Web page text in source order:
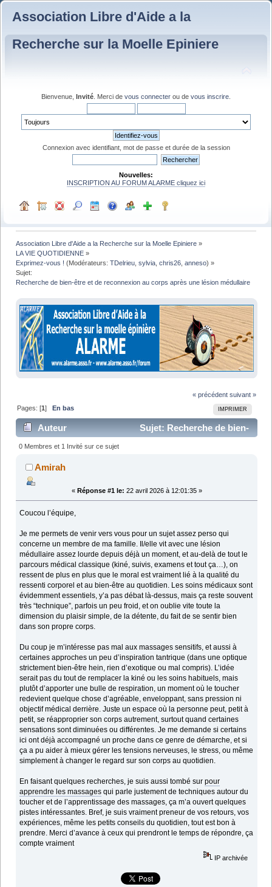
Association Libre d'Aide a la
Recherche sur la Moelle Epiniere
Bienvenue, Invité . Merci de vous connecter ou de vous inscrire
Connexion avec identifiant, mot de passe et durée de la session
Nouvelles:
INSCRIPTION AU FORUM ALARME cliquez ici
Association Libre d'Aide a la Recherche sur la Moelle Epiniere »
LA VIE QUOTIDIENNE »
Exprimez-vous ! (Modérateurs:TDelrieu ,sylvia ,chris26 ,anneso) »
Sujet:
Recherche de bien-être et de reconnexion au corps après une lésion médullaire
« précédent suivant »
IMPRIMER
Pages: [1] En bas
Auteur
Sujet: Recherche de bien-
être et de reconnexion au corps après une lésion
médullaire (Lu 20459 fois)
0 Membres et 1 Invité sur ce sujet
Amirah
« Réponse #1 le: 22 avril 2026 à 12:01:35 »
Coucou l’équipe,
Je me permets de venir vers vous pour un sujet assez perso qui
concerne un membre de ma famille. Il/elle vit avec une lésion
médullaire assez lourde depuis déjà un moment, et au-delà de tout le
parcours médical classique (kiné, suivis, examens et tout ça…), on
ressent de plus en plus que le moral est vraiment lié à la qualité du
ressenti corporel et au bien-être au quotidien. Les soins médicaux sont
évidemment essentiels, y’a pas débat là-dessus, mais ça reste souvent
très “technique”, parfois un peu froid, et on oublie vite toute la
dimension du plaisir simple, de la détente, du fait de se sentir bien
dans son propre corps.
Du coup je m’intéresse pas mal aux massages sensitifs, et aussi à
certaines approches un peu d’inspiration tantrique (dans une optique
strictement bien-être hein, rien d’exotique ou mal compris). L’idée
serait pas du tout de remplacer la kiné ou les soins habituels, mais
plutôt d’apporter une bulle de respiration, un moment où le toucher
redevient quelque chose d’agréable, enveloppant, sans pression ni
objectif médical derrière. Juste un espace où la personne peut, petit à
petit, se réapproprier son corps autrement, surtout quand certaines
sensations sont diminuées ou différentes. Je me demande si certains
ici ont déjà accompagné un proche dans ce genre de démarche, et si
ça a pu aider à mieux gérer les tensions nerveuses, le stress, ou même
simplement à changer le regard sur son corps au quotidien.
En faisant quelques recherches, je suis aussi tombé surpour
apprendre les massages qui parle justement de techniques autour du
toucher et de l’apprentissage des massages, ça m’a ouvert quelques
pistes intéressantes. Bref, je suis vraiment preneur de vos retours, vos
expériences, même les petits conseils du quotidien, tout est bon à
prendre. Merci d’avance à ceux qui prendront le temps de répondre, ça
compte vraiment
IP archivée